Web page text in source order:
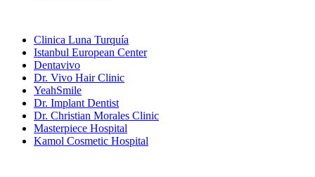
Clinica Luna Turquía
Istanbul European Center
Dentavivo
Dr. Vivo Hair Clinic
YeahSmile
Dr. Implant Dentist
Dr. Christian Morales Clinic
Masterpiece Hospital
Kamol Cosmetic Hospital